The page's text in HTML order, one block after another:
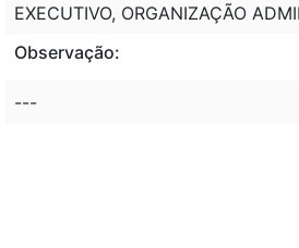
EXECUTIVO, ORGANIZAÇÃO
Observação:
---